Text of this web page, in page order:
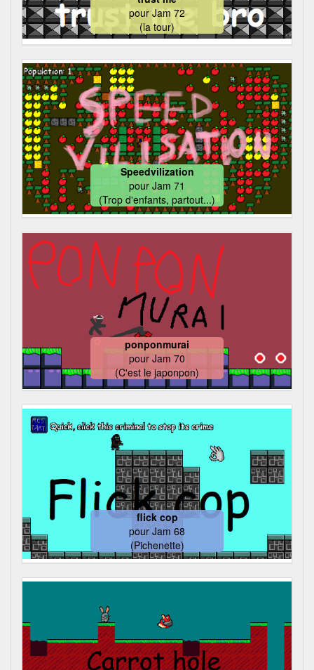
pour Jam 72
(la tour)
Speedvilization
pour Jam 71
(Trop d'enfants, partout...)
ponponmurai
pour Jam 70
(C'est le japonpon)
flick cop
pour Jam 68
(Pichenette)